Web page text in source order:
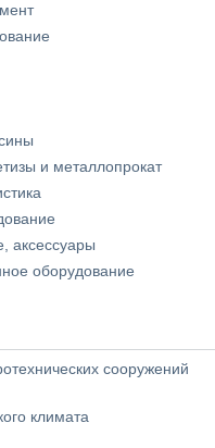
и металлопрокат
аксессуары
оборудование
сооружений
климата